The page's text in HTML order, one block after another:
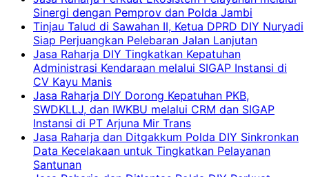
Sinergi dengan Pemprov dan Polda Jambi
Tinjau Talud di Sawahan II, Ketua DPRD DIY Nuryadi
Siap Perjuangkan Pelebaran Jalan Lanjutan
Jasa Raharja DIY Tingkatkan Kepatuhan
Administrasi Kendaraan melalui SIGAP Instansi di
CV Kayu Manis
Jasa Raharja DIY Dorong Kepatuhan PKB,
SWDKLLJ, dan IWKBU melalui CRM dan SIGAP
Instansi di PT Arjuna Mir Trans
Jasa Raharja dan Ditgakkum Polda DIY Sinkronkan
Data Kecelakaan untuk Tingkatkan Pelayanan
Santunan